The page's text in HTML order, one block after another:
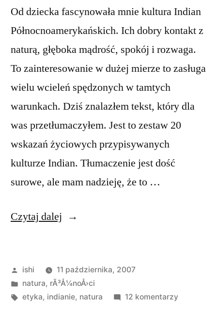
Od dziecka fascynowała mnie kultura Indian
Północnoamerykańskich. Ich dobry kontakt z
naturą, głęboka mądrość, spokój i rozwaga.
To zainteresowanie w dużej mierze to zasługa
wielu wcieleń spędzonych w tamtych
warunkach. Dziś znalazłem tekst, który dla
was przetłumaczyłem. Jest to zestaw 20
wskazań życiowych przypisywanych
kulturze Indian. Tłumaczenie jest dość
surowe, ale mam nadzieję, że to …
Czytaj dalej „Kod
Północnoamerykańskich”
Opublikowane
przez
ishi
11 października, 2007
Opublikowano
w
natura, rÃ³Å¼noÅ›ci
Tagi:
etyka, indianie, natura 12 komentarzydo